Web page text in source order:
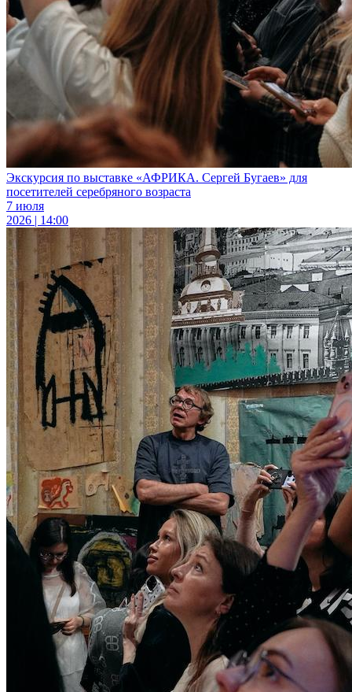
Экскурсия по выставке «АФРИКА. Сергей Бугаев» для
посетителей серебряного возраста
7 июля
2026 | 14:00